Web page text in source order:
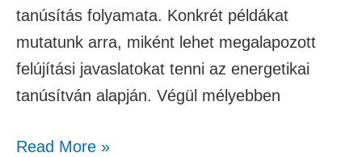
tanúsítás folyamata. Konkrét példákat
mutatunk arra, miként lehet megalapozott
felújítási javaslatokat tenni az energetikai
tanúsítván alapján. Végül mélyebben
Read More »